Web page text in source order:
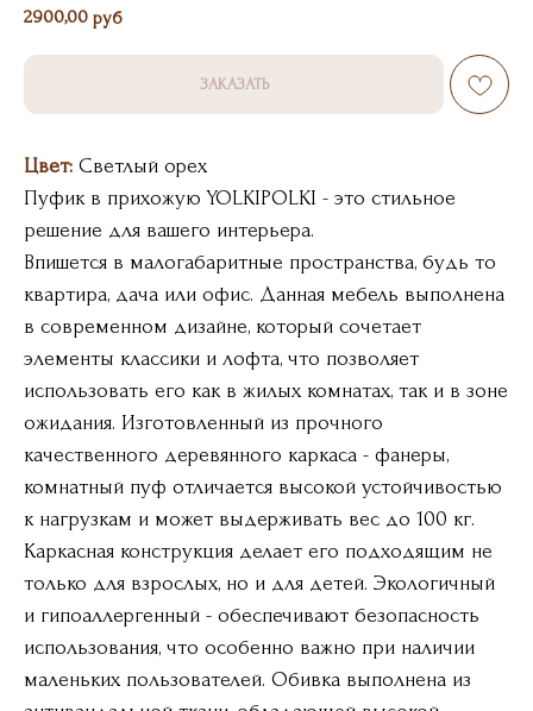
2900,00 руб
ЗАКАЗАТЬ
Цвет: Светлый орех
Пуфик в прихожую YOLKIPOLKI - это стильное
решение для вашего интерьера.
Впишется в малогабаритные пространства, будь то
квартира, дача или офис. Данная мебель выполнена
в современном дизайне, который сочетает
элементы классики и лофта, что позволяет
использовать его как в жилых комнатах, так и в зоне
ожидания. Изготовленный из прочного
качественного деревянного каркаса - фанеры,
комнатный пуф отличается высокой устойчивостью
к нагрузкам и может выдерживать вес до 100 кг.
Каркасная конструкция делает его подходящим не
только для взрослых, но и для детей. Экологичный
и гипоаллергенный - обеспечивают безопасность
использования, что особенно важно при наличии
маленьких пользователей. Обивка выполнена из